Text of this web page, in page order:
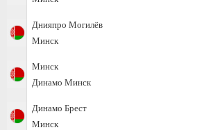
Днияпро Могилёв
Минск
Минск
Динамо Минск
Динамо Брест
Минск